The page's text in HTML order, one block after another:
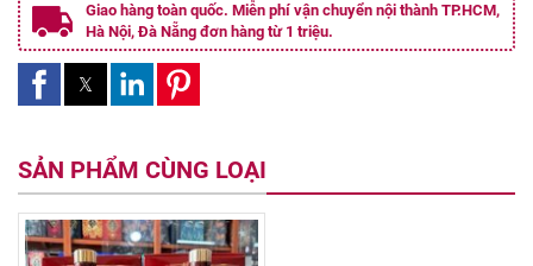
Giao hàng toàn quốc. Miễn phí vận chuyển nội thành TP.HCM,
Hà Nội, Đà Nẵng đơn hàng từ 1 triệu.
SẢN PHẨM CÙNG LOẠI